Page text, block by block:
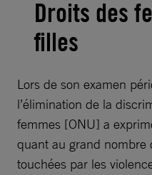
Droits des
filles
Lors de son examen
l’élimination de la
femmes [ONU] a
quant au grand nombre
touchées par les